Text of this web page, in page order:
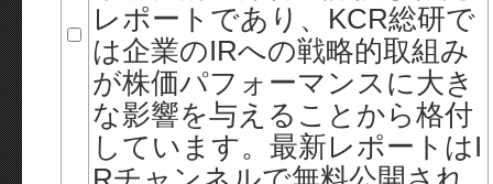
レポートであり、KCR総研で
は企業のIRへの戦略的取組み
が株価パフォーマンスに大き
な影響を与えることから格付
しています。最新レポートはI